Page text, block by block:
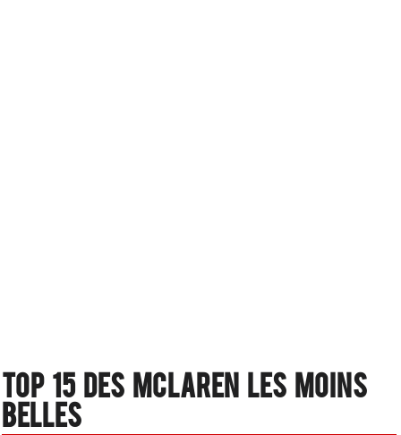
Top 15 des Mclaren les moins
belles